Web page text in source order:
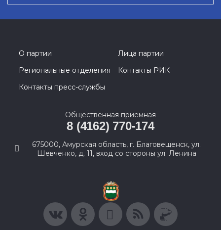
О партии
Лица партии
Региональные отделения
Контакты РИК
Контакты пресс-службы
Общественная приемная
8 (4162) 770-174
675000, Амурская область, г. Благовещенск, ул.
Шевченко, д. 11, вход со стороны ул. Ленина